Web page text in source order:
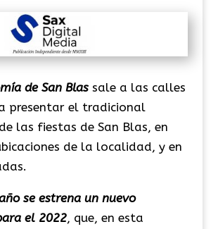
de San Blassale a las calles
presentar el tradicional
las fiestas de San Blas, en
de la localidad, y en
se estrena un nuevo
el 2022, que, en esta